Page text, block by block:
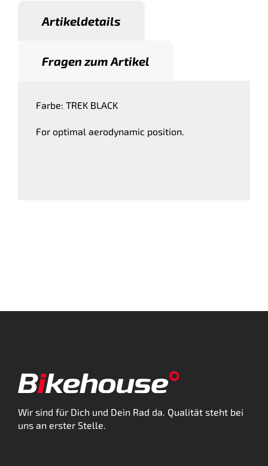
Artikeldetails
Fragen zum Artikel
Farbe: TREK BLACK
For optimal aerodynamic position.
Wir sind für Dich und Dein Rad da. Qualität steht bei
uns an erster Stelle.